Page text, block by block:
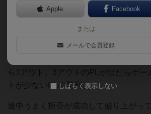
子供の方が強いタイプのゲーム。
人数+1枚のカードを裏向きで回してい
ドの裏の矢印の方向。
ブラフが見抜かれたor正しいカードを
ら1アウト。3アウトのPLが出たらゲー
トが少ないPLの勝利。
途中うまく拒否が成功して盛り上がっ
Apple Facebook
または
メールで会員登録
しばらく表示しない